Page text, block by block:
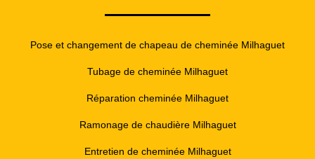
Pose et changement de chapeau de cheminée Milhaguet
Tubage de cheminée Milhaguet
Réparation cheminée Milhaguet
Ramonage de chaudière Milhaguet
Entretien de cheminée Milhaguet